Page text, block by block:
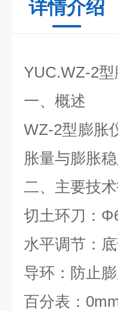
详情介绍
YUC.WZ-2型
一、概述
WZ-2型膨胀
胀量与膨胀
二、主要技
切土环刀：
水平调节：
导环：防止
百分表：